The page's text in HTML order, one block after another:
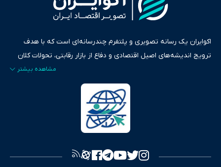
اکوایران یک رسانه تصویری و پلتفرم چندرسانه‌ای است که با هدف
ترویج اندیشه‌های اصیل اقتصادی و دفاع از بازار رقابتی، تحولات کلان
ایران و جهان را در قالب‌های ویدیو، پادکست، متن و گزارش‌های تحلیلی
پایش می‌کند. این رسانه به عنوان منبعی دقیق و قابل اعتماد، فراتر از
اطلاع‌رسانی صرف، به تبیین سیاست‌ها و کارکردهای بازارهای مالی،
سرمایه‌گذاری، تجارت و حوزه‌های نوظهور می‌پردازد. اکوایران با پایبندی
به اصول «انصاف، امانت و صداقت»، بستری برای انعکاس آراء متنوع
تصویری شفاف از واقعیت‌های اقتصادی ارائه دهد. ما در اکوایران با